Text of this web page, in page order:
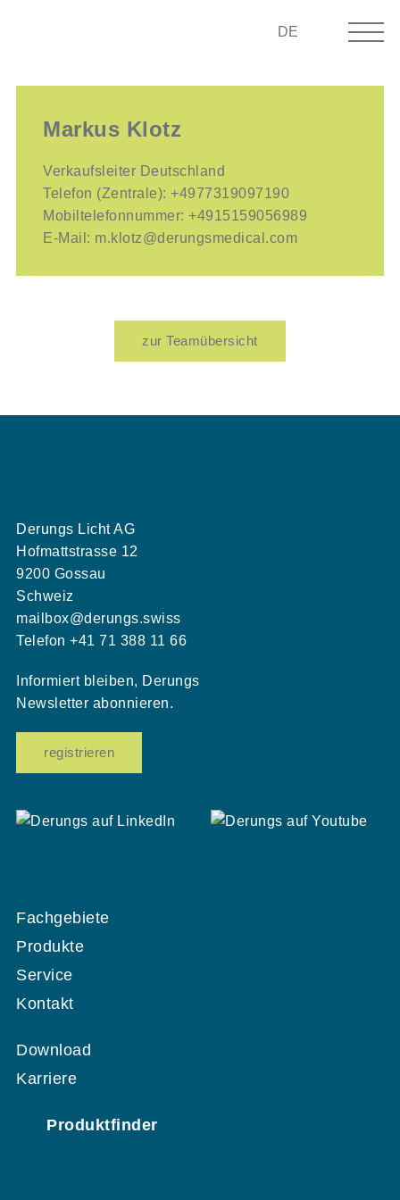
DE
Markus Klotz
Verkaufsleiter Deutschland
Telefon (Zentrale): +4977319097190
Mobiltelefonnummer: +4915159056989
E-Mail: m.klotz@derungsmedical.com
zur Teamübersicht
Derungs Licht AG
Hofmattstrasse 12
9200 Gossau
Schweiz
mailbox@derungs.swiss
Telefon +41 71 388 11 66
Fachgebiete
Produkte
Service
Kontakt
Download
Karriere
Produktfinder
Informiert bleiben, Derungs
Newsletter abonnieren.
registrieren